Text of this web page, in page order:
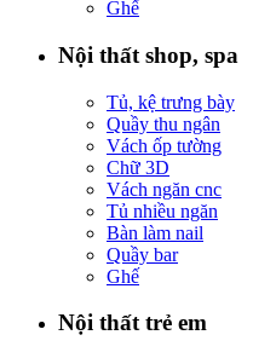
Ghế
Nội thất shop, spa
Tủ, kệ trưng bày
Quầy thu ngân
Vách ốp tường
Chữ 3D
Vách ngăn cnc
Tủ nhiều ngăn
Bàn làm nail
Quầy bar
Ghế
Nội thất trẻ em